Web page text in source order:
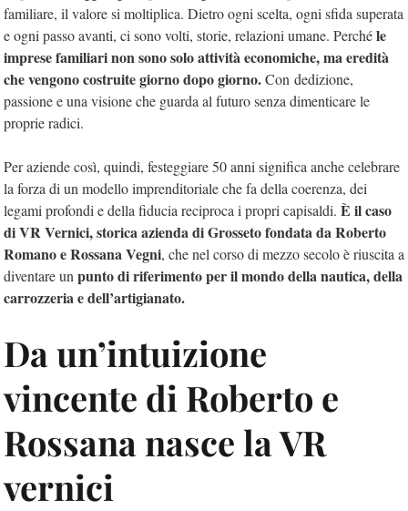
familiare, il valore si moltiplica. Dietro ogni scelta, ogni sfida superata
e ogni passo avanti, ci sono volti, storie, relazioni umane. Perchéle
imprese familiari non sono solo attività economiche, ma eredità
che vengono costruite giorno dopo giorno.Con dedizione,
passione e una visione che guarda al futuro senza dimenticare le
proprie radici.
Per aziende così, quindi, festeggiare 50 anni significa anche celebrare
la forza di un modello imprenditoriale che fa della coerenza, dei
legami profondi e della fiducia reciproca i propri capisaldi. È il caso
di VR Vernici, storica azienda di Grosseto fondata da Roberto
Romano e Rossana Vegni, che nel corso di mezzo secolo è riuscita a
diventare un punto di riferimento per il mondo della nautica, della
carrozzeria e dell’artigianato.
Da un’intuizione
vincente di Roberto e
Rossana nasce la VR
vernici